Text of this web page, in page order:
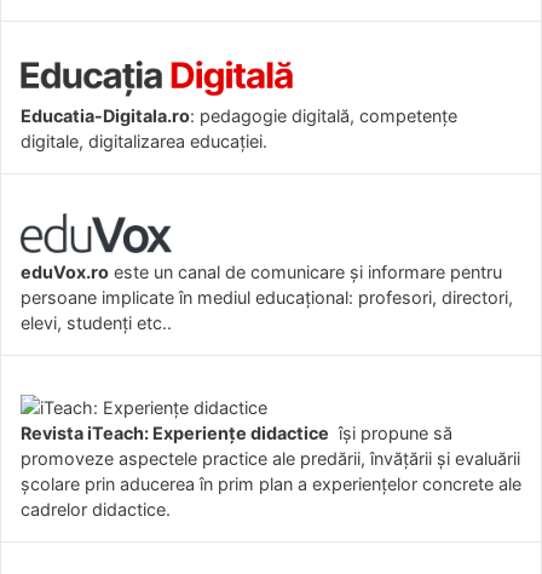
Educatia-Digitala.ro: pedagogie digitală, competențe
digitale, digitalizarea educației.
eduVox.ro este un canal de comunicare și informare pentru
persoane implicate în mediul educațional: profesori, directori,
elevi, studenți etc..
Revista iTeach: Experienţe didactice îşi propune să
promoveze aspectele practice ale predării, învăţării şi evaluării
şcolare prin aducerea în prim plan a experienţelor concrete ale
cadrelor didactice.